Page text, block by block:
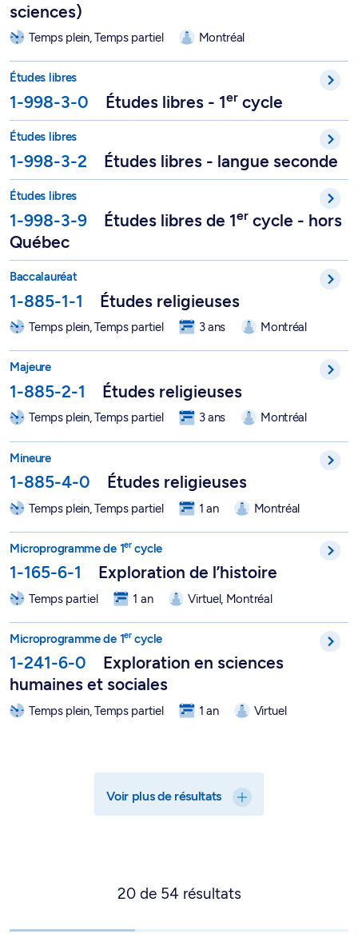
sciences)
Temps plein, Temps partiel Montréal
Études libres de 1 er
Études libres
1-998-3-0 Études libres - 1er cycle
Études libres français langue seconde - 1-998-3-2
Études libres
1-998-3-2 Études libres - langue seconde
Études libres de 1 er
Études libres
1-998-3-9 Études libres de 1er cycle - hors
Québec
Baccalauréat
1-885-1-1 Études religieuses
Temps plein, Temps partiel 3 ans Montréal
Majeure
1-885-2-1 Études religieuses
Temps plein, Temps partiel 3 ans Montréal
Mineure
1-885-4-0 Études religieuses
Temps plein, Temps partiel 1 an Montréal
er cycle d'exploration en histoire - 1-
Microprogramme de 1ercycle
1-165-6-1 Exploration de l’histoire
Temps partiel 1 an Virtuel, Montréal
er cycle d'exploration en sciences
Microprogramme de 1ercycle
1-241-6-0
Exploration en sciences
humaines et sociales
Temps plein, Temps partiel 1 an Virtuel
Voir plus de résultats
20 de 54 résultats